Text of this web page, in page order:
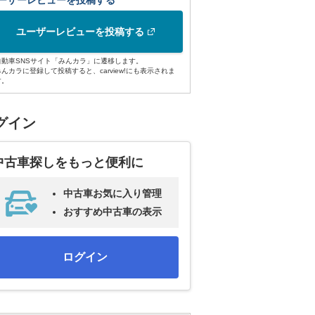
ユーザーレビューを投稿する
車SNSサイト「みんカラ」に遷移します。
んカラに登録して投稿すると、carview!にも表示されま
イン
古車探しをもっと便利に
中古車お気に入り管理
おすすめ中古車の表示
ログイン